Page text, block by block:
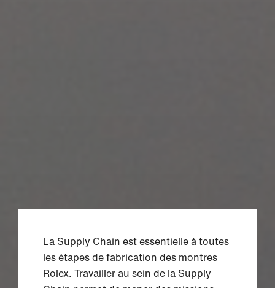
La Supply Chain est essentielle à toutes
les étapes de fabrication des montres
Rolex. Travailler au sein de la Supply